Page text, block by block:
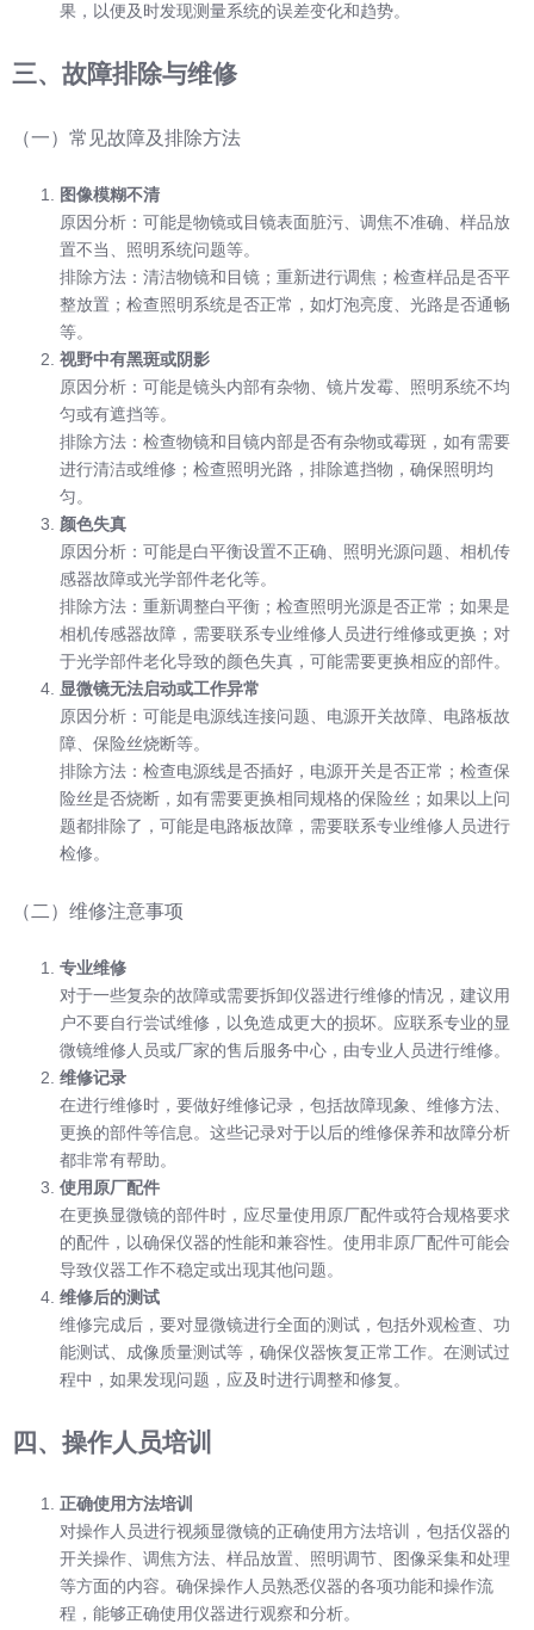
果，以便及时发现测量系统的误差变化和趋势。
三、故障排除与维修
（一）常见故障及排除方法
图像模糊不清
原因分析：可能是物镜或目镜表面脏污、调焦不准确、样品放
置不当、照明系统问题等。
排除方法：清洁物镜和目镜；重新进行调焦；检查样品是否平
整放置；检查照明系统是否正常，如灯泡亮度、光路是否通畅
等。
视野中有黑斑或阴影
原因分析：可能是镜头内部有杂物、镜片发霉、照明系统不均
匀或有遮挡等。
排除方法：检查物镜和目镜内部是否有杂物或霉斑，如有需要
进行清洁或维修；检查照明光路，排除遮挡物，确保照明均
匀。
颜色失真
原因分析：可能是白平衡设置不正确、照明光源问题、相机传
感器故障或光学部件老化等。
排除方法：重新调整白平衡；检查照明光源是否正常；如果是
相机传感器故障，需要联系专业维修人员进行维修或更换；对
于光学部件老化导致的颜色失真，可能需要更换相应的部件。
显微镜无法启动或工作异常
原因分析：可能是电源线连接问题、电源开关故障、电路板故
障、保险丝烧断等。
排除方法：检查电源线是否插好，电源开关是否正常；检查保
险丝是否烧断，如有需要更换相同规格的保险丝；如果以上问
题都排除了，可能是电路板故障，需要联系专业维修人员进行
检修。
（二）维修注意事项
专业维修
对于一些复杂的故障或需要拆卸仪器进行维修的情况，建议用
户不要自行尝试维修，以免造成更大的损坏。应联系专业的显
微镜维修人员或厂家的售后服务中心，由专业人员进行维修。
维修记录
在进行维修时，要做好维修记录，包括故障现象、维修方法、
更换的部件等信息。这些记录对于以后的维修保养和故障分析
都非常有帮助。
使用原厂配件
在更换显微镜的部件时，应尽量使用原厂配件或符合规格要求
的配件，以确保仪器的性能和兼容性。使用非原厂配件可能会
导致仪器工作不稳定或出现其他问题。
维修后的测试
维修完成后，要对显微镜进行全面的测试，包括外观检查、功
能测试、成像质量测试等，确保仪器恢复正常工作。在测试过
程中，如果发现问题，应及时进行调整和修复。
四、操作人员培训
正确使用方法培训
对操作人员进行视频显微镜的正确使用方法培训，包括仪器的
开关操作、调焦方法、样品放置、照明调节、图像采集和处理
等方面的内容。确保操作人员熟悉仪器的各项功能和操作流
程，能够正确使用仪器进行观察和分析。